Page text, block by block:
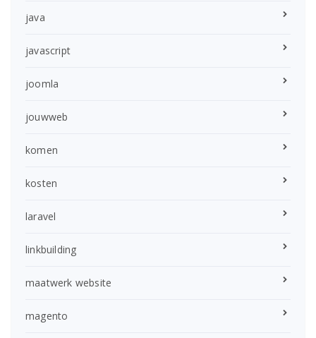
java
javascript
joomla
jouwweb
komen
kosten
laravel
linkbuilding
maatwerk website
magento